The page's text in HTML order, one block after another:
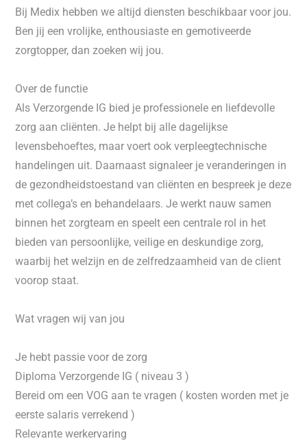
Bij Medix hebben we altijd diensten beschikbaar voor jou.
Ben jij een vrolijke, enthousiaste en gemotiveerde
zorgtopper, dan zoeken wij jou.
Over de functie
Als Verzorgende IG bied je professionele en liefdevolle
zorg aan cliënten. Je helpt bij alle dagelijkse
levensbehoeftes, maar voert ook verpleegtechnische
handelingen uit. Daarnaast signaleer je veranderingen in
de gezondheidstoestand van cliënten en bespreek je deze
met collega’s en behandelaars. Je werkt nauw samen
binnen het zorgteam en speelt een centrale rol in het
bieden van persoonlijke, veilige en deskundige zorg,
waarbij het welzijn en de zelfredzaamheid van de client
voorop staat.
Wat vragen wij van jou
Je hebt passie voor de zorg
Diploma Verzorgende IG ( niveau 3 )
Bereid om een VOG aan te vragen ( kosten worden met je
eerste salaris verrekend )
Relevante werkervaring